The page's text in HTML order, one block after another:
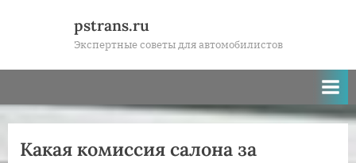
pstrans.ru
Экспертные советы для автомобилистов
Какая комиссия салона за